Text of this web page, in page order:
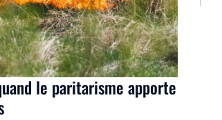
le paritarisme apporte